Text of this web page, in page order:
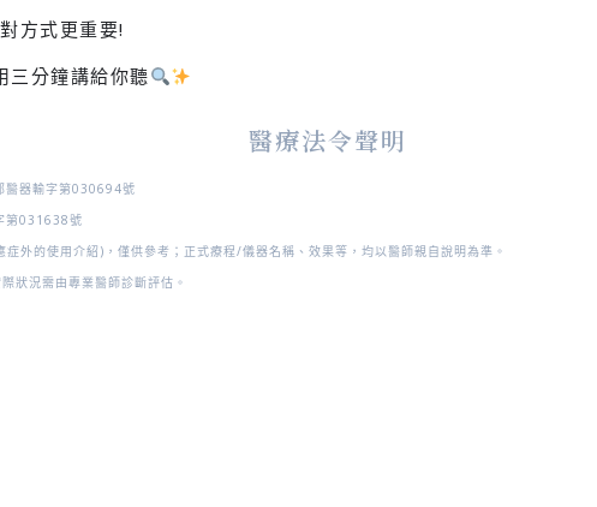
方式更重要!
三分鐘講給你聽
醫療法令聲明
醫器輸字第030694號
第031638號
外的使用介紹)，僅供參考；正式療程/儀器名稱、效果等，均以醫師親自說明為準。
狀況需由專業醫師診斷評估。